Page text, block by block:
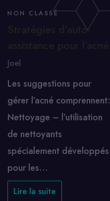
NON CLASSÉ
Stratégies d’auto-
Joel
Les suggestions pour
gérer l’acné comprennent:
Nettoyage – l’utilisation
de nettoyants
spécialement développés
pour les…
Lire la suite